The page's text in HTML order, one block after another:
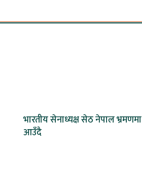
भारतीय सेनाध्यक्ष सेठ नेपाल भ्रमणमा
आउँदै